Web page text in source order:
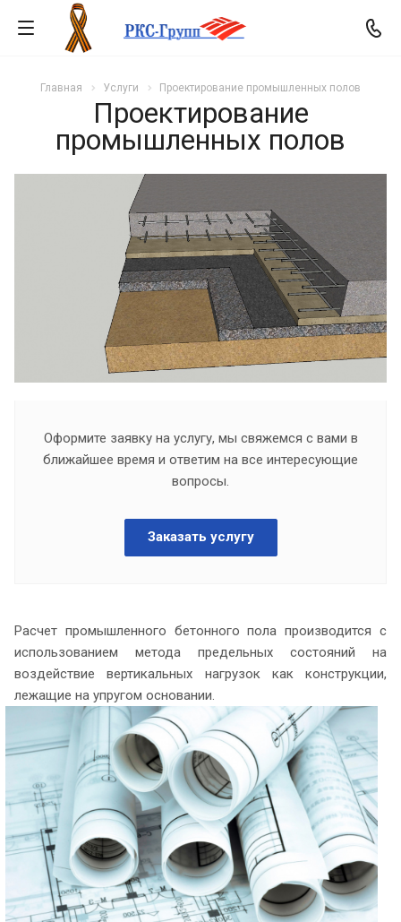
Главная Услуги Проектирование промышленных полов
Проектирование
промышленных полов
Оформите заявку на услугу, мы свяжемся с вами в
ближайшее время и ответим на все интересующие
вопросы.
Заказать услугу
Расчет промышленного бетонного пола производится с
использованием метода предельных состояний на
воздействие вертикальных нагрузок как конструкции,
лежащие на упругом основании.